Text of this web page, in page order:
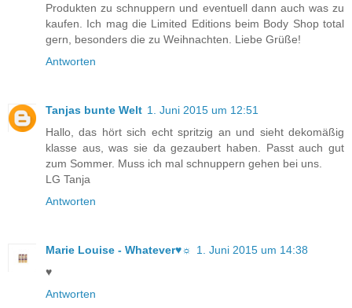
Produkten zu schnuppern und eventuell dann auch was zu
kaufen. Ich mag die Limited Editions beim Body Shop total
gern, besonders die zu Weihnachten. Liebe Grüße!
Antworten
Tanjas bunte Welt 1. Juni 2015 um 12:51
Hallo, das hört sich echt spritzig an und sieht dekomäßig
klasse aus, was sie da gezaubert haben. Passt auch gut
zum Sommer. Muss ich mal schnuppern gehen bei uns.
LG Tanja
Antworten
Marie Louise - Whatever♥☼ 1. Juni 2015 um 14:38
♥
Antworten